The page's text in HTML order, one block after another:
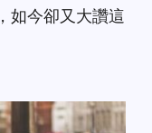
如今卻又大讚這